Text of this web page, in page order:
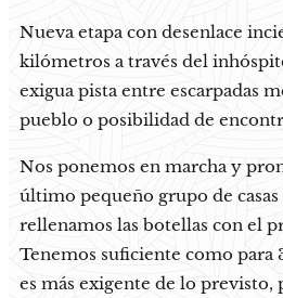
Nueva etapa con desenlace
kilómetros a través del
exigua pista entre escarpadas
pueblo o posibilidad de
Nos ponemos en marcha y
último pequeño grupo de
rellenamos las botellas con el
Tenemos suficiente como para
es más exigente de lo previsto,